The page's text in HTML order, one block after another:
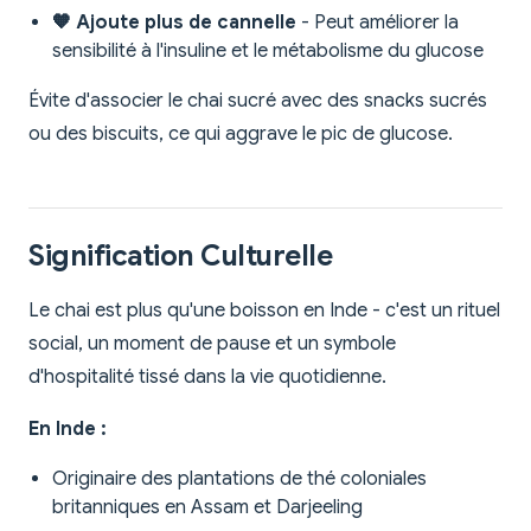
🧡 Ajoute plus de cannelle - Peut améliorer la
sensibilité à l'insuline et le métabolisme du glucose
Évite d'associer le chai sucré avec des snacks sucrés
ou des biscuits, ce qui aggrave le pic de glucose.
Signification Culturelle
Le chai est plus qu'une boisson en Inde - c'est un rituel
social, un moment de pause et un symbole
d'hospitalité tissé dans la vie quotidienne.
En Inde :
Originaire des plantations de thé coloniales
britanniques en Assam et Darjeeling